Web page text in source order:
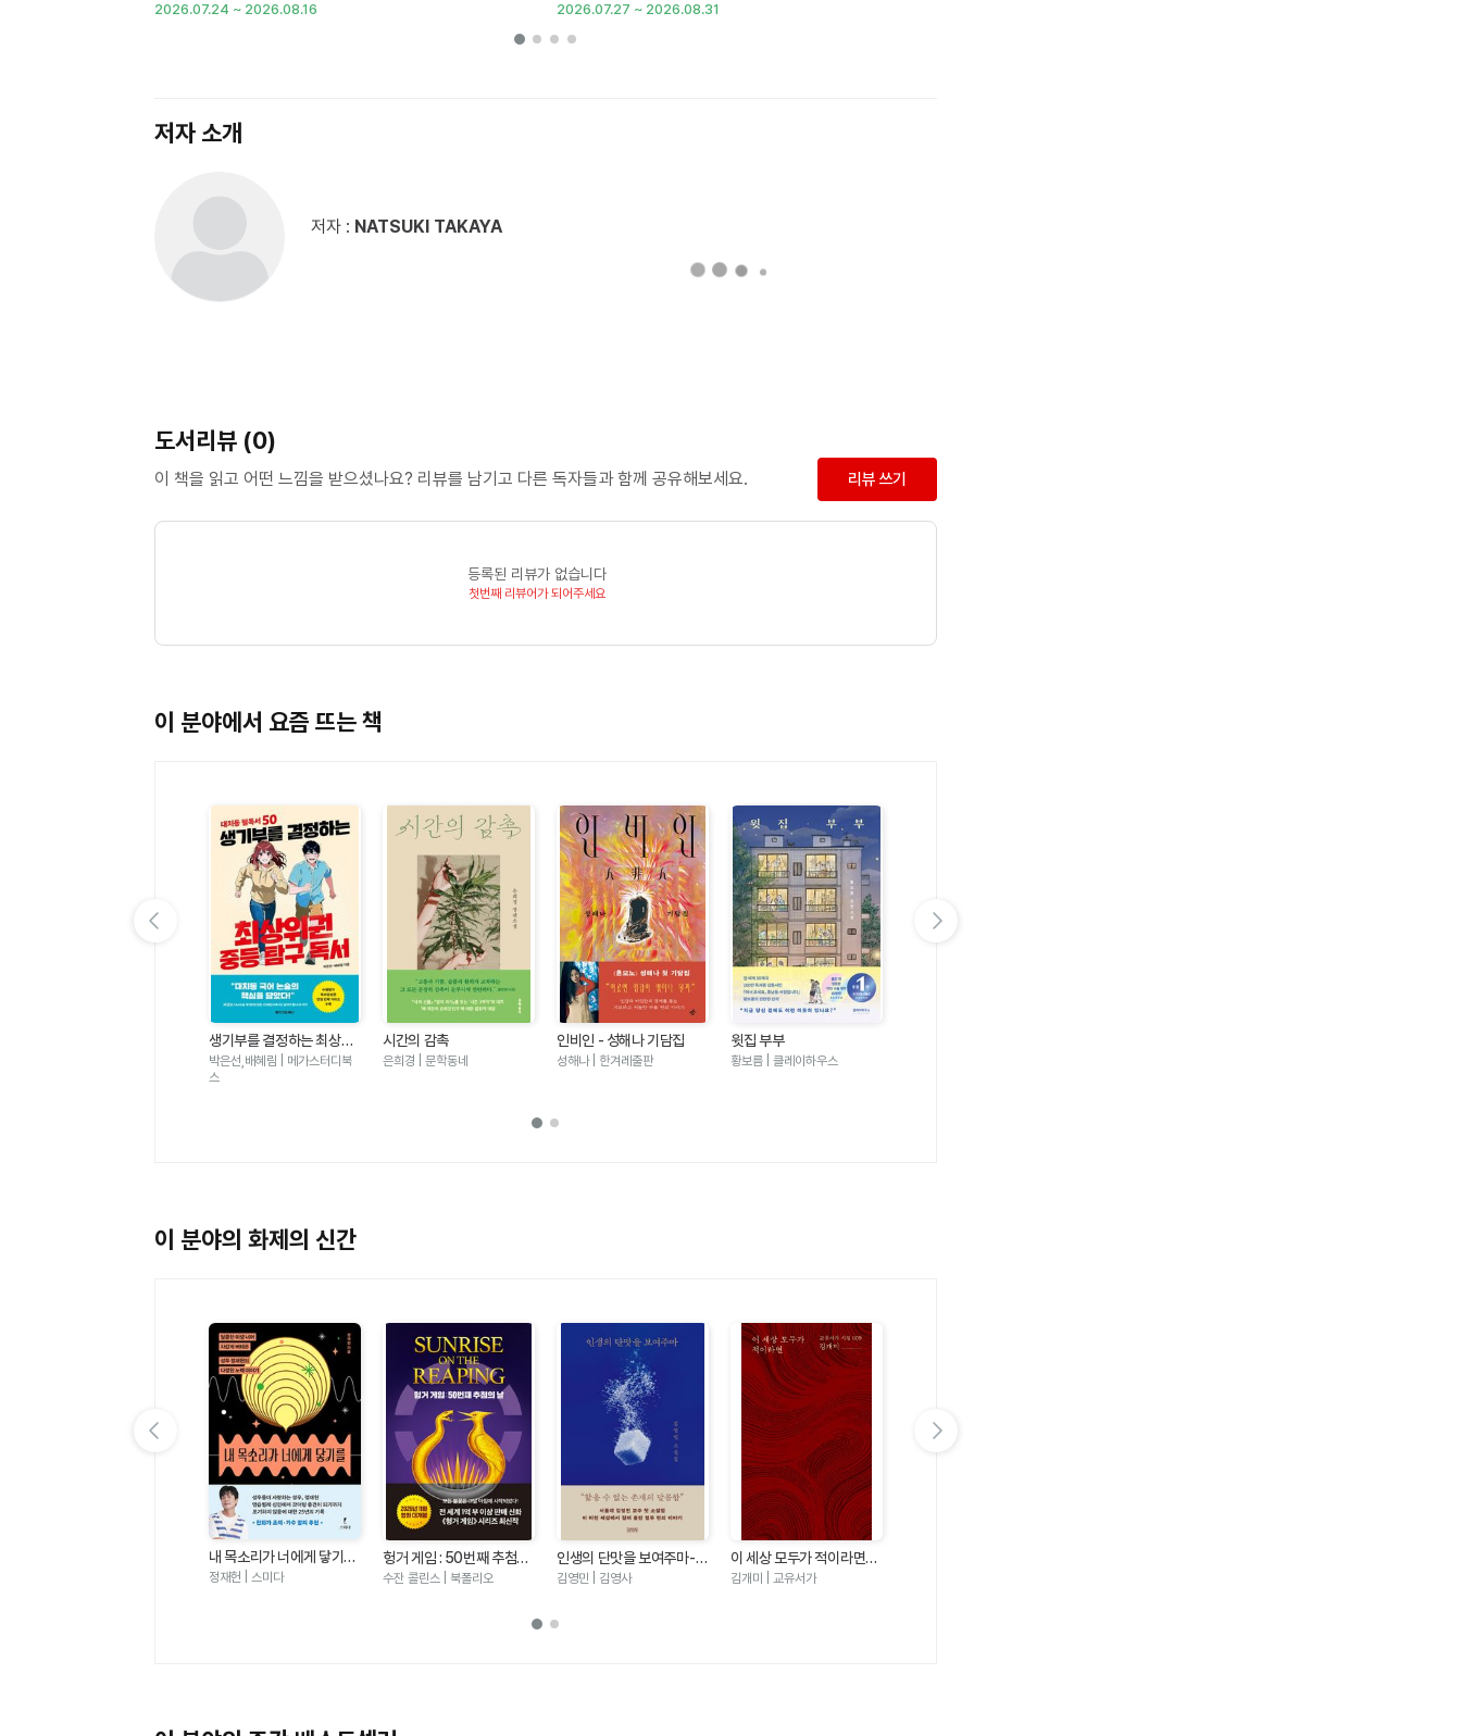
2026.07.24 ~ 2026.08.16 2026.07.27 ~ 2026.08.31
저자 소개
저자 : NATSUKI TAKAYA
도서리뷰 (0)
이 책을 읽고 어떤 느낌을 받으셨나요? 리뷰를 남기고 다른 독자들과 함께 공유해보세요. 리뷰 쓰기
등록된 리뷰가 없습니다
첫번째 리뷰어가 되어주세요
이 분야에서 요즘 뜨는 책
생기부를 결정하는 최상위
권 중등 탐구 독서 - 대치동
필독서 50
박은선,배혜림 | 메가스터디북
스
시간의 감촉
은희경 | 문학동네
인비인 - 성해나 기담집
성해나 | 한겨레출판
윗집 부부
황보름 | 클레이하우스
이 분야의 화제의 신간
내 목소리가 너에게 닿기를
- 달콤한 미성 너머 차갑게
정재헌 | 스미다
헝거 게임 : 50번째 추첨의
날(헝거 게임 시리즈5)
수잔 콜린스 | 북폴리오
인생의 단맛을 보여주마-김
영민 소설집
김영민 | 김영사
이 세상 모두가 적이라면
(교유서가 시집9)
김개미 | 교유서가